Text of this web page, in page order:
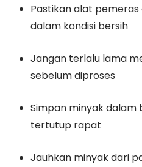
Pastikan alat
dalam kondisi bersih
Jangan terlalu lama
sebelum diproses
Simpan minyak
tertutup rapat
Jauhkan minyak dari